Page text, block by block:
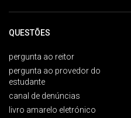
QUESTÕES
pergunta ao reitor
pergunta ao provedor do
estudante
canal de denúncias
livro amarelo eletrónico